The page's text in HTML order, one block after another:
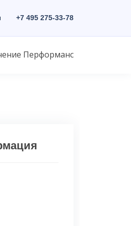
+7 495 275-33-78
Перформанс